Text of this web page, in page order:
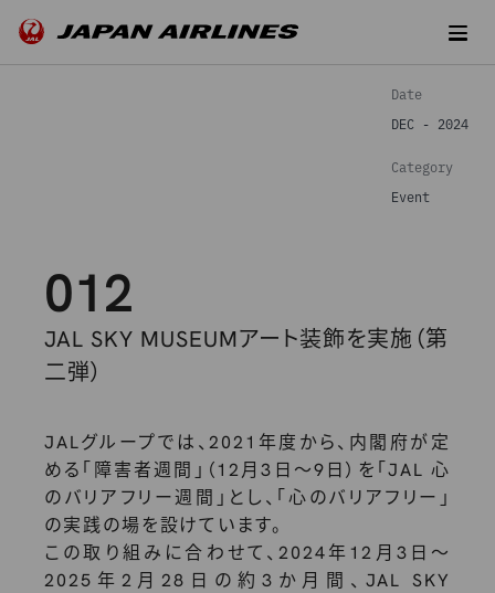
Date
DEC - 2024
Category
Event
JAL SKY MUSEUMアート装飾を実施（第
二弾）
JALグループでは、2021年度から、内閣府が定
める「障害者週間」（12月3日～9日）を「JAL 心
のバリアフリー週間」とし、「心のバリアフリー」
の実践の場を設けています。
この取り組みに合わせて、2024年12月3日～
2025年2月28日の約3か月間、JAL SKY
012